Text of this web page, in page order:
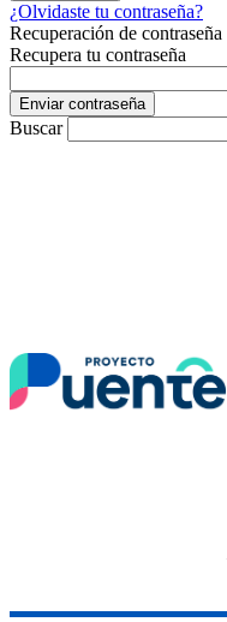
¿Olvidaste tu contraseña?
Recuperación de contraseña
Recupera tu contraseña
Buscar